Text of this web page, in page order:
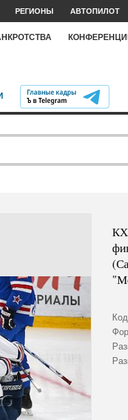
РЕГИОНЫ АВТОПИЛОТ